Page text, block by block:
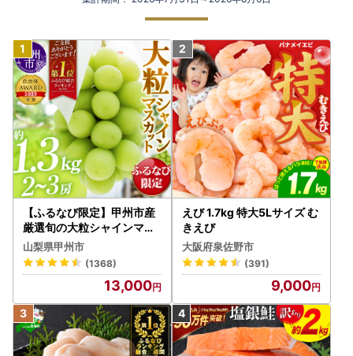
【ふるなび限定】甲州市産
厳選旬の大粒シャインマス
カット 約1.3kg 2～3房【2
026年発送】（MG）B12-
472 FN-Limited-VO シャ
インマスカット フルーツ
山梨県甲州市
(1368)
13,000
えび 1.7kg 特大5Lサイズ む
きえび
大阪府泉佐野市
(391)
9,000